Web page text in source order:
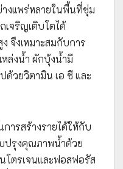
งแพร่หลายในพื้นที่ชุ่ม
เจริญเติบโตได้
จึงเหมาะสมกับการ
ล่งน้ำ ผักบุ้งน้ำมี
วยวิตามิน เอ ซี และ
ารสร้างรายได้ให้กับ
ปรุงคุณภาพน้ำด้วย
โตรเจนและฟอสฟอรัส